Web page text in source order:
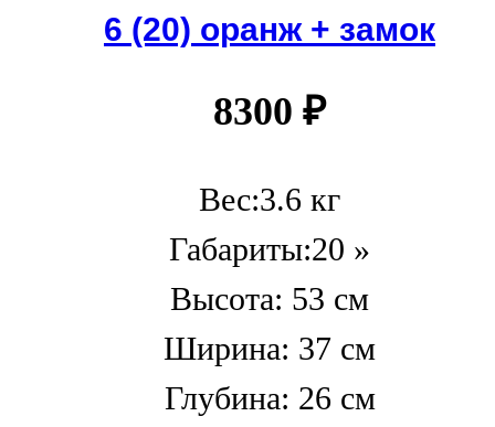
6 (20) оранж + замок
8300 ₽
Вес:3.6 кг
Габариты:20 »
Высота: 53 см
Ширина: 37 см
Глубина: 26 см